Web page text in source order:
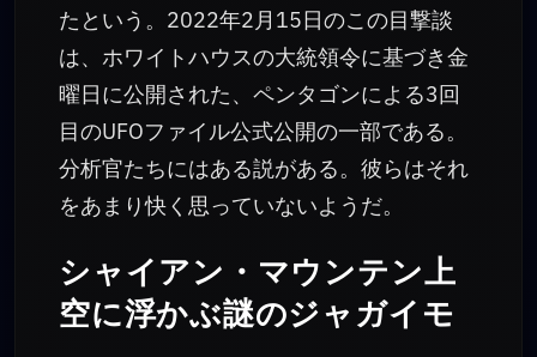
たという。2022年2月15日のこの目撃談
は、ホワイトハウスの大統領令に基づき金
曜日に公開された、ペンタゴンによる3回
目のUFOファイル公式公開の一部である。
分析官たちにはある説がある。彼らはそれ
をあまり快く思っていないようだ。
シャイアン・マウンテン上
空に浮かぶ謎のジャガイモ